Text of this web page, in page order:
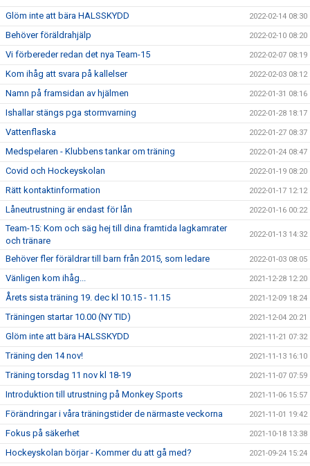
Glöm inte att bära HALSSKYDD 2022-02-14 08:30
Behöver föräldrahjälp 2022-02-10 08:20
Vi förbereder redan det nya Team-15 2022-02-07 08:19
Kom ihåg att svara på kallelser 2022-02-03 08:12
Namn på framsidan av hjälmen 2022-01-31 08:16
Ishallar stängs pga stormvarning 2022-01-28 18:17
Vattenflaska 2022-01-27 08:37
Medspelaren - Klubbens tankar om träning 2022-01-24 08:47
Covid och Hockeyskolan 2022-01-19 08:20
Rätt kontaktinformation 2022-01-17 12:12
Låneutrustning är endast för lån 2022-01-16 00:22
Team-15: Kom och säg hej till dina framtida lagkamrater
och tränare
2022-01-13 14:32
Behöver fler föräldrar till barn från 2015, som ledare 2022-01-03 08:05
Vänligen kom ihåg... 2021-12-28 12:20
Årets sista träning 19. dec kl 10.15 - 11.15 2021-12-09 18:24
Träningen startar 10.00 (NY TID) 2021-12-04 20:21
Glöm inte att bära HALSSKYDD 2021-11-21 07:32
Träning den 14 nov! 2021-11-13 16:10
Träning torsdag 11 nov kl 18-19 2021-11-07 07:59
Introduktion till utrustning på Monkey Sports 2021-11-06 15:57
Förändringar i våra träningstider de närmaste veckorna 2021-11-01 19:42
Fokus på säkerhet 2021-10-18 13:38
Hockeyskolan börjar - Kommer du att gå med? 2021-09-24 15:24